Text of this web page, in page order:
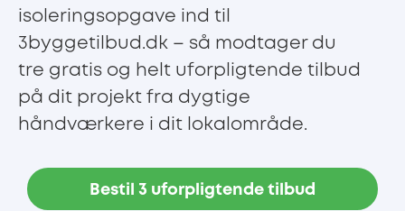
isoleringsopgave ind til
3byggetilbud.dk – så modtager du
tre gratis og helt uforpligtende tilbud
på dit projekt fra dygtige
håndværkere i dit lokalområde.
Bestil 3 uforpligtende tilbud